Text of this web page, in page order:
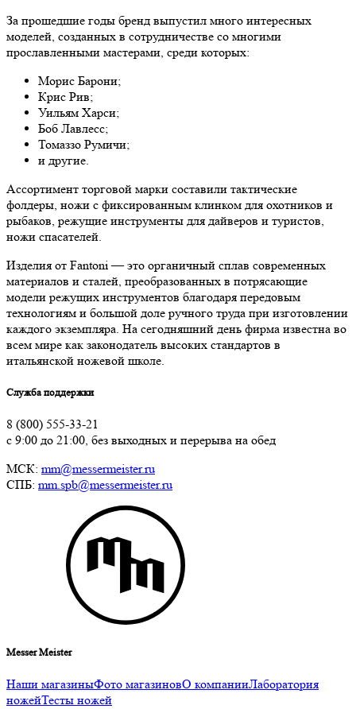
За прошедшие годы бренд выпустил много интересных
моделей, созданных в сотрудничестве со многими
прославленными мастерами, среди которых:
Морис Барони;
Крис Рив;
Уильям Харси;
Боб Лавлесс;
Томаззо Румичи;
и другие.
Ассортимент торговой марки составили тактические
фолдеры, ножи с фиксированным клинком для охотников и
рыбаков, режущие инструменты для дайверов и туристов,
ножи спасателей.
Изделия от Fantoni — это органичный сплав современных
материалов и сталей, преобразованных в потрясающие
модели режущих инструментов благодаря передовым
технологиям и большой доле ручного труда при изготовлении
каждого экземпляра. На сегодняшний день фирма известна во
всем мире как законодатель высоких стандартов в
итальянской ножевой школе.
Служба поддержки
8 (800) 555-33-21
с 9:00 до 21:00, без выходных и перерыва на обед
МСК: mm@messermeister.ru
СПБ: mm.spb@messermeister.ru
Messer Meister
Наши магазиныФото магазиновО компанииЛаборатория
ножейТесты ножей